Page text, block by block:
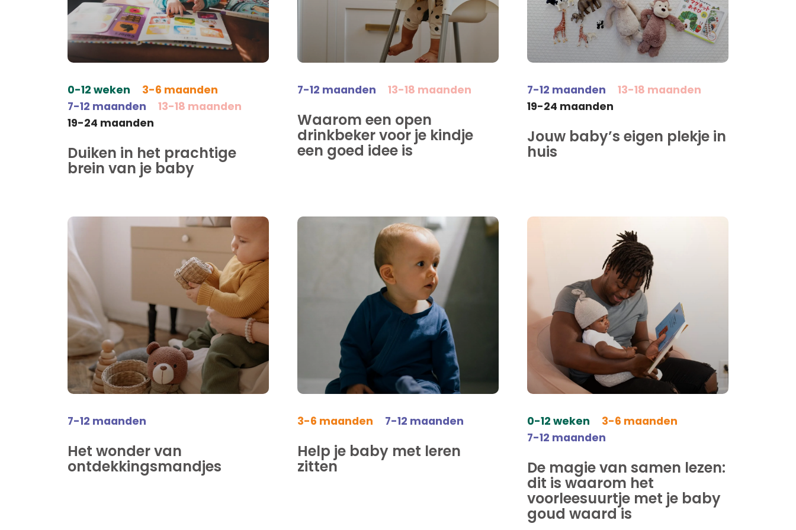
0-12 weken
3-6 maanden
7-12 maanden
13-18 maanden
19-24 maanden
Duiken in het prachtige
brein van je baby
7-12 maanden 13-18 maanden
Waarom een open
drinkbeker voor je kindje
een goed idee is
7-12 maanden
13-18 maanden
19-24 maanden
Jouw baby’s eigen plekje in
huis
7-12 maanden
Het wonder van
ontdekkingsmandjes
3-6 maanden 7-12 maanden
Help je baby met leren
zitten
0-12 weken
3-6 maanden
7-12 maanden
De magie van samen lezen:
dit is waarom het
voorleesuurtje met je baby
goud waard is